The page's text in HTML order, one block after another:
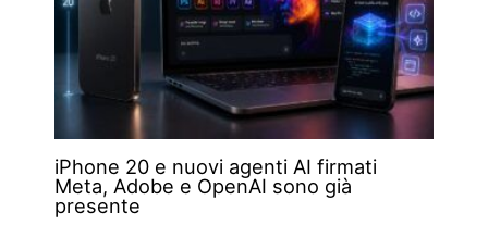
iPhone 20 e nuovi agenti AI firmati
Meta, Adobe e OpenAI sono già
presente